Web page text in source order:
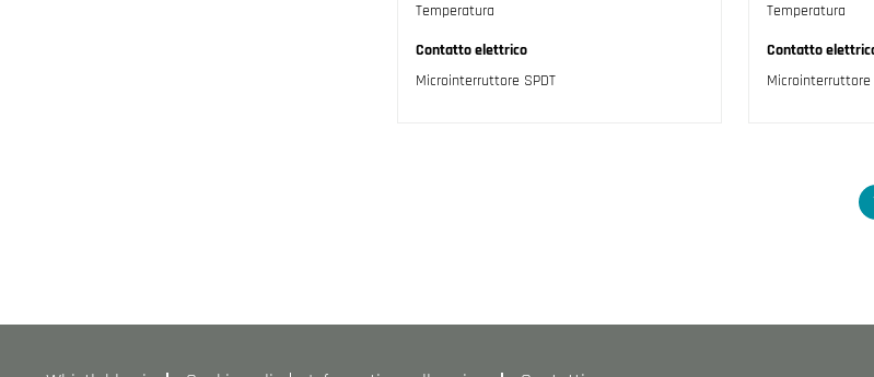
Temperatura
Contatto elettrico
Microinterruttore SPDT
Temperatura
Contatto
Microinterruttore